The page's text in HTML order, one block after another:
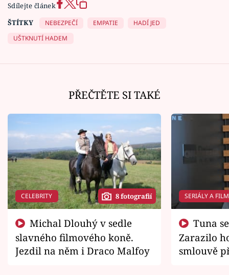
Sdílejte článek
ŠTÍTKY
NEBEZPEČÍ EMPATIE
HADÍ JED
UŠTKNUTÍ HADEM
PŘEČTĚTE SI TAKÉ
CELEBRITY 8 fotografií
slavného filmového koně.
Jezdil na něm i Draco Malfoy
SERIÁLY A
Zarazilo
smlouvě